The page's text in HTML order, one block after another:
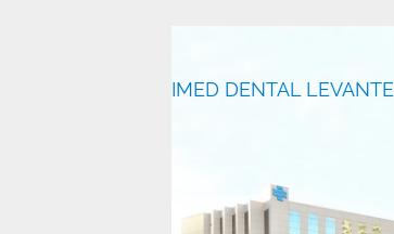
IMED DENTAL LEVANTE